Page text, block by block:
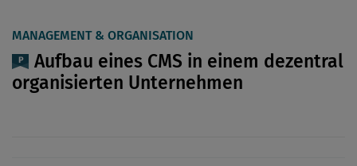
MANAGEMENT & ORGANISATION
Aufbau eines CMS in einem dezentral
organisierten Unternehmen